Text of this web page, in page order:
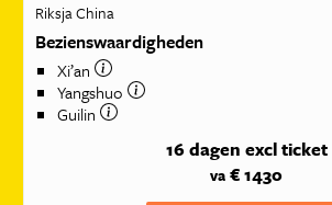
Riksja China
Bezienswaardigheden
Xi’an
Yangshuo
Guilin
16 dagen excl ticket
va € 1430